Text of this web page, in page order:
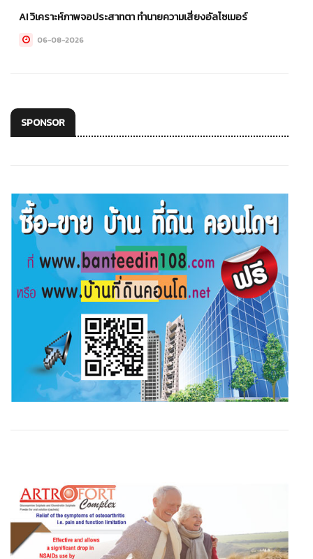
AI วิเคราะห์ภาพจอประสาทตา ทำนายความเสี่ยงอัลไซเมอร์
06-08-2026
SPONSOR